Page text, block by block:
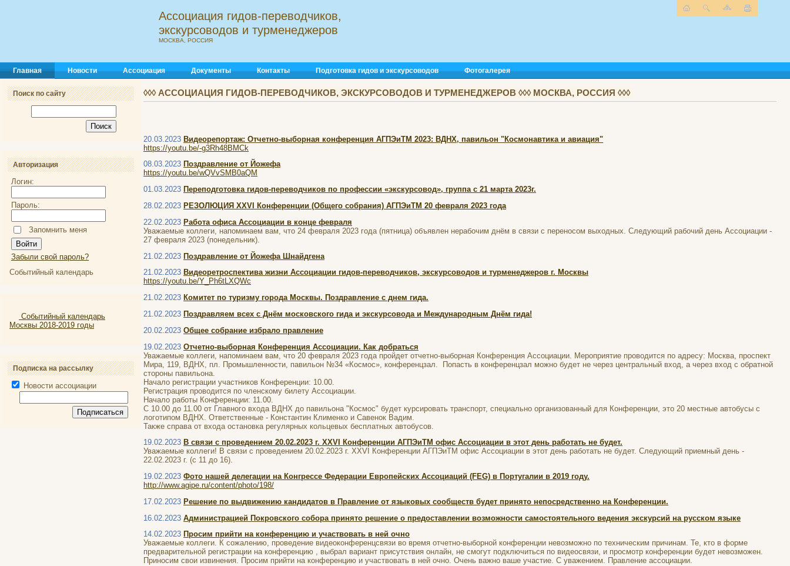
Ассоциация гидов-переводчиков,
экскурсоводов и турменеджеров
МОСКВА, РОССИЯ
Главная Новости Ассоциация Документы Контакты Подготовка гидов и экскурсоводов Фотогалерея
Поиск по сайту
Авторизация
Логин:
Пароль:
Запомнить меня
Забыли свой пароль?
Событийный календарь
Событийный календарь
Москвы 2018-2019 годы
Подписка на рассылку
Новости ассоциации
◊◊◊ АССОЦИАЦИЯ ГИДОВ-ПЕРЕВОДЧИКОВ, ЭКСКУРСОВОДОВ И ТУРМЕНЕДЖЕРОВ ◊◊◊ МОСКВА, РОССИЯ ◊◊◊
20.03.2023 Видеорепортаж: Отчетно-выборная конференция АГПЭиТМ 2023: ВДНХ, павильон "Космонавтика и авиация"
https://youtu.be/-g3Rh48BMCk
08.03.2023 Поздравление от Йожефа
https://youtu.be/wQVvSMB0aQM
01.03.2023 Переподготовка гидов-переводчиков по профессии «экскурсовод», группа с 21 марта 2023г.
28.02.2023 РЕЗОЛЮЦИЯ XXVI Конференции (Общего собрания) АГПЭиТМ 20 февраля 2023 года
22.02.2023 Работа офиса Ассоциации в конце февраля
Уважаемые коллеги, напоминаем вам, что 24 февраля 2023 года (пятница) объявлен нерабочим днëм в связи с переносом выходных. Следующий рабочий день Ассоциации -
27 февраля 2023 (понедельник).
21.02.2023 Поздравление от Йожефа Шнайдгена
21.02.2023 Видеоретроспектива жизни Ассоциации гидов-переводчиков, экскурсоводов и турменеджеров г. Москвы
https://youtu.be/Y_Ph6tLXQWc
21.02.2023 Комитет по туризму города Москвы. Поздравление с днем гида.
21.02.2023 Поздравляем всех с Днём московского гида и экскурсовода и Международным Днём гида!
20.02.2023 Общее собрание избрало правление
19.02.2023 Отчетно-выборная Конференция Ассоциации. Как добраться
Уважаемые коллеги, напоминаем вам, что 20 февраля 2023 года пройдет отчетно-выборная Конференция Ассоциации. Мероприятие проводится по адресу: Москва, проспект
Мира, 119, ВДНХ, пл. Промышленности, павильон №34 «Космос», конференцзал. Попасть в конференцзал можно будет не через центральный вход, а через вход с обратной
стороны павильона.
Начало регистрации участников Конференции: 10.00.
Регистрация проводится по членскому билету Ассоциации.
Начало работы Конференции: 11.00.
С 10.00 до 11.00 от Главного входа ВДНХ до павильона "Космос" будет курсировать транспорт, специально организованный для Конференции, это 20 местные автобусы с
логотипом ВДНХ. Ответственные - Константин Клименко и Савенок Вадим.
Также справа от входа остановка регулярных кольцевых бесплатных автобусов.
19.02.2023 В связи с проведением 20.02.2023 г. XXVI Конференции АГПЭиТМ офис Ассоциации в этот день работать не будет.
Уважаемые коллеги! В связи с проведением 20.02.2023 г. XXVI Конференции АГПЭиТМ офис Ассоциации в этот день работать не будет. Следующий приемный день -
22.02.2023 г. (с 11 до 16).
19.02.2023 Фото нашей делегации на Конгрессе Федерации Европейских Ассоциаций (FEG) в Португалии в 2019 году.
http://www.agipe.ru/content/photo/198/
17.02.2023 Решение по выдвижению кандидатов в Правление от языковых сообществ будет принято непосредственно на Конференции.
16.02.2023 Администрацией Покровского собора принято решение о предоставлении возможности самостоятельного ведения экскурсий на русском языке
14.02.2023 Просим прийти на конференцию и участвовать в ней очно
Уважаемые коллеги. К сожалению, проведение видеоконференцсвязи во время отчетно-выборной конференции невозможно по техническим причинам. Те, кто в форме
предварительной регистрации на конференцию , выбрал вариант присутствия онлайн, не смогут подключиться по видеосвязи, и просмотр конференции будет невозможен.
Приносим свои извинения. Просим прийти на конференцию и участвовать в ней очно. Очень важно ваше участие. С уважением. Правление ассоциации.